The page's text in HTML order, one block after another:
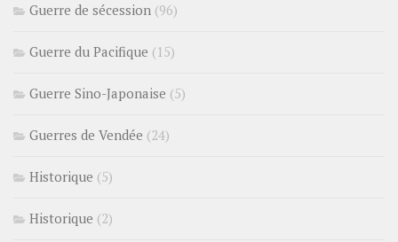
Guerre de sécession (96)
Guerre du Pacifique (15)
Guerre Sino-Japonaise (5)
Guerres de Vendée (24)
Historique (5)
Historique (2)